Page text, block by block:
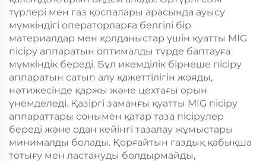
түрлері мен газ қоспалары арасында ауысу
мүмкіндігі операторларға белгілі бір
материалдар мен қолданыстар үшін қуатты MIG
пісіру аппаратын оптималды түрде баптауға
мүмкіндік береді. Бұл икемділік бірнеше пісіру
аппаратын сатып алу қажеттілігін жояды,
нәтижесінде қаржы және цехтағы орын
үнемделеді. Қазіргі заманғы қуатты MIG пісіру
аппараттары сонымен қатар таза пісірулер
береді және одан кейінгі тазалау жұмыстары
минималды болады. Қорғайтын газдық қабықша
тотығу мен ластануды болдырмайды,